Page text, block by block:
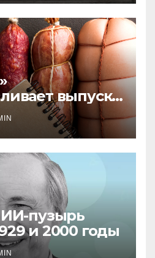
выпуск
пузырь
и 2000 годы